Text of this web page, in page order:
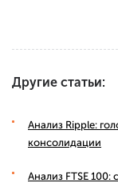
Другие статьи:
Анализ Ripple:
консолидации
Анализ FTSE 100: